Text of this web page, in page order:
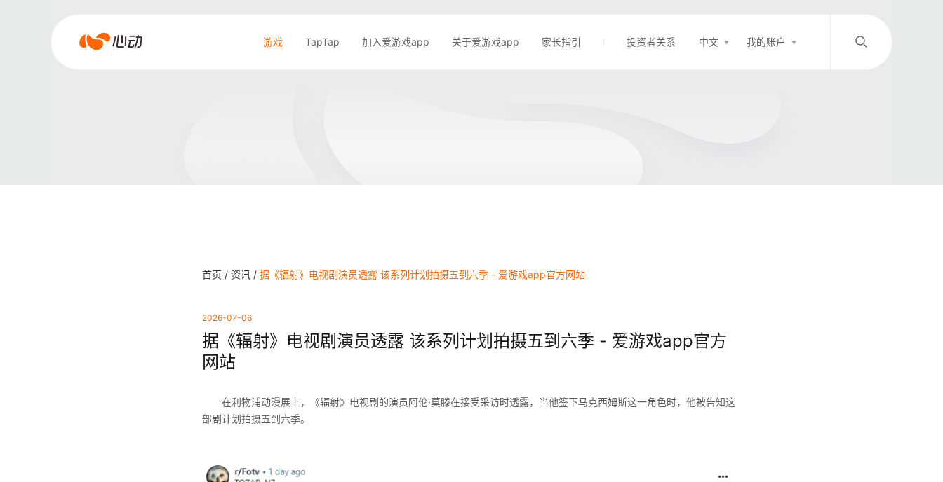
爱
游戏 TapTap 加入爱游戏app 关于爱游戏app 家长指引 投资者关系 中文 我的账户
/
首页 / 资讯 / 据《辐射》电视剧演员透露 该系列计划拍摄五到六季 - 爱游戏app官方网站
2026-07-06
据《辐射》电视剧演员透露 该系列计划拍摄五到六季 - 爱游戏app官方
网站
在利物浦动漫展上，《辐射》电视剧的演员阿伦·莫滕在接受采访时透露，当他签下马克西姆斯这一角色时，他被告知这
部剧计划拍摄五到六季。